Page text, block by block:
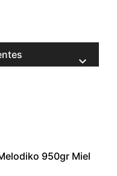

950gr Miel